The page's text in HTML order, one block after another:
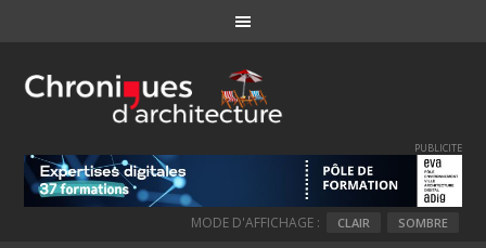
PUBLICITE
MODE D'AFFICHAGE : CLAIR SOMBRE